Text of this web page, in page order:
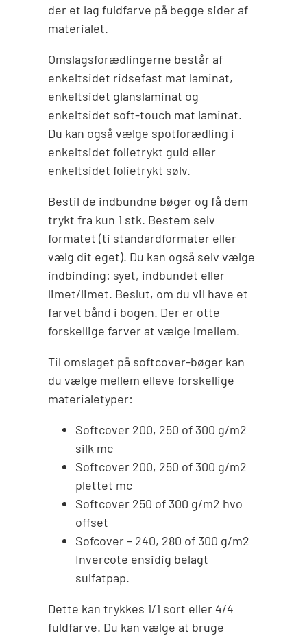
der et lag fuldfarve på begge sider af
materialet.
Omslagsforædlingerne består af
enkeltsidet ridsefast mat laminat,
enkeltsidet glanslaminat og
enkeltsidet soft-touch mat laminat.
Du kan også vælge spotforædling i
enkeltsidet folietrykt guld eller
enkeltsidet folietrykt sølv.
Bestil de indbundne bøger og få dem
trykt fra kun 1 stk. Bestem selv
formatet (ti standardformater eller
vælg dit eget). Du kan også selv vælge
indbinding: syet, indbundet eller
limet/limet. Beslut, om du vil have et
farvet bånd i bogen. Der er otte
forskellige farver at vælge imellem.
Til omslaget på softcover-bøger kan
du vælge mellem elleve forskellige
materialetyper:
Softcover 200, 250 of 300 g/m2
silk mc
Softcover 200, 250 of 300 g/m2
plettet mc
Softcover 250 of 300 g/m2 hvo
offset
Sofcover – 240, 280 of 300 g/m2
Invercote ensidig belagt
sulfatpap.
Dette kan trykkes 1/1 sort eller 4/4
fuldfarve. Du kan vælge at bruge